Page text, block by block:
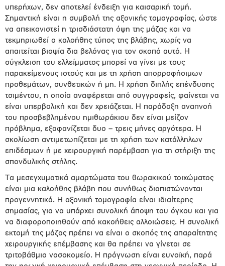
υπερήχων, δεν αποτελεί ένδειξη για καισαρική τομή.
Σημαντική είναι η συμβολή της αξονικής τομογραφίας, ώστε
να απεικονιστεί η τρισδιάστατη όψη της μάζας και να
τεκμηριωθεί ο καλοήθης τύπος της βλάβης, χωρίς να
απαιτείται βιοψία δια βελόνας για τον σκοπό αυτό. Η
σύγκλειση του ελλείμματος μπορεί να γίνει με τους
παρακείμενους ιστούς και με τη χρήση απορροφήσιμων
προθεμάτων, συνθετικών ή μη. Η χρήση διπλής επένδυσης
τσιμέντου, η οποία αναφέρεται από συγγραφείς, φαίνεται να
είναι υπερβολική και δεν χρειάζεται. Η παράδοξη αναπνοή
του προσβεβλημένου ημιθωράκιου δεν είναι μείζον
πρόβλημα, εξαφανίζεται δυο – τρεις μήνες αργότερα. Η
σκολίωση αντιμετωπίζεται με τη χρήση των κατάλληλων
επιδέσμων ή με χειρουργική παρέμβαση για τη στήριξη της
σπονδυλικής στήλης.
Τα μεσεγχυματικά αμαρτώματα του θωρακικού τοιχώματος
είναι μια καλοήθης βλάβη που συνήθως διαπιστώνονται
προγεννητικά. Η αξονική τομογραφία είναι ιδιαίτερης
σημασίας, για να υπάρχει συνολική άποψη του όγκου και για
να διαφοροποιηθούν από κακοήθεις αλλοιώσεις. Η συνολική
εκτομή της μάζας πρέπει να είναι ο σκοπός της απαραίτητης
χειρουργικής επέμβασης και θα πρέπει να γίνεται σε
τριτοβάθμιο νοσοκομείο. Η πρόγνωση είναι ευνοϊκή, παρά